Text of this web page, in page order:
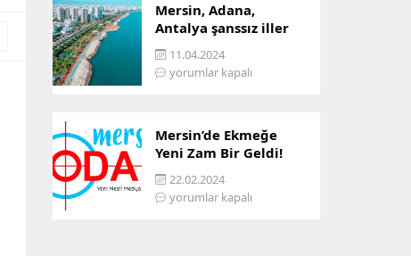
Mersin, Adana,
Antalya şanssız iller
arasına girdi: İşte
sebebi…
11.04.2024
yorumlar kapalı
Mersin’de Ekmeğe
Yeni Zam Bir Geldi!
İşte Mersin’in Zamlı
Ekmek Fiyatı!
22.02.2024
yorumlar kapalı